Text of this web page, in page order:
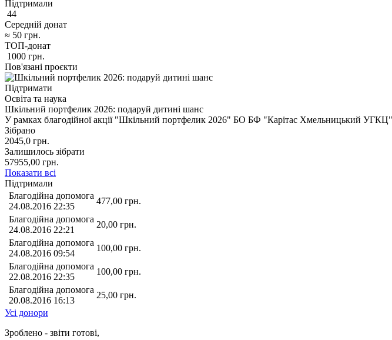
Підтримали
44
Середній донат
≈ 50 грн.
ТОП-донат
1000 грн.
Пов'язані проєкти
Підтримати
Освіта та наука
Шкільний портфелик 2026: подаруй дитині шанс
У рамках благодійної акції "Шкільний портфелик 2026" БО БФ "Карітас Хмельницький
Зібрано
2045,0 грн.
Залишилось зібрати
57955,00 грн.
Показати всі
Підтримали
Благодійна допомога
24.08.2016 22:35
477,00 грн.
Благодійна допомога
24.08.2016 22:21
20,00 грн.
Благодійна допомога
24.08.2016 09:54
100,00 грн.
Благодійна допомога
22.08.2016 22:35
100,00 грн.
Благодійна допомога
20.08.2016 16:13
25,00 грн.
Усі донори
Зроблено - звіти готові,